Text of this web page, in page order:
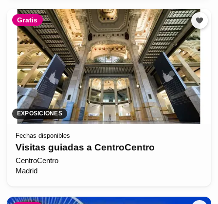
Gratis
EXPOSICIONES
Fechas disponibles
Visitas guiadas a CentroCentro
CentroCentro
Madrid